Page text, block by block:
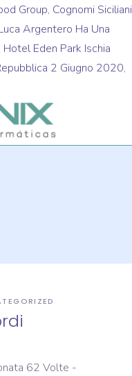
Group, Cognomi Siciliani
Argentero Ha Una
Hotel Eden Park Ischia
2 Giugno 2020,
62 Volte -